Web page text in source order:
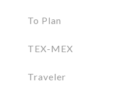
To Plan
TEX-MEX
Traveler